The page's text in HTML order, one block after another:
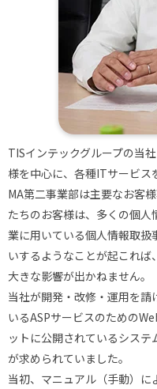
TISインテックグループの当
様を中心に、各種ITサービス
MA第二事業部は主要なお客
たちのお客様は、多くの個
業に用いている個人情報取扱
いするようなことが起これ
大きな影響が出かねません。
当社が開発・改修・運用を請
いるASPサービスのための
ットに公開されているシス
が求められていました。
当初、マニュアル（手動）